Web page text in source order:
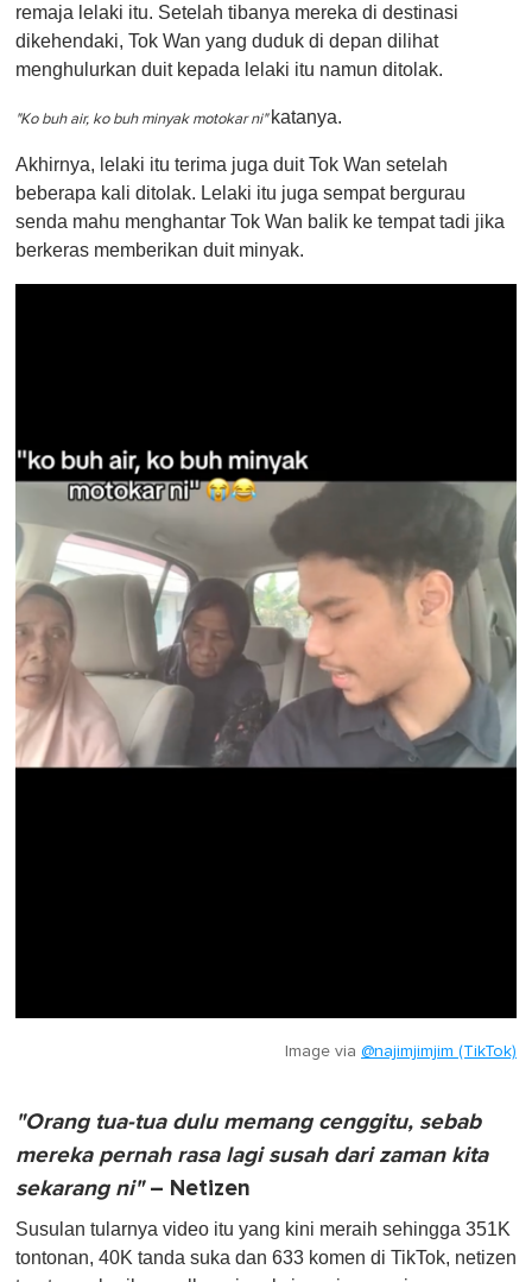
remaja lelaki itu. Setelah tibanya mereka di destinasi
dikehendaki, Tok Wan yang duduk di depan dilihat
menghulurkan duit kepada lelaki itu namun ditolak.
"Ko buh air, ko buh minyak motokar ni" katanya.
Akhirnya, lelaki itu terima juga duit Tok Wan setelah
beberapa kali ditolak. Lelaki itu juga sempat bergurau
senda mahu menghantar Tok Wan balik ke tempat tadi jika
berkeras memberikan duit minyak.
Image via @najimjimjim (TikTok)
"Orang tua-tua dulu memang cenggitu, sebab
mereka pernah rasa lagi susah dari zaman kita
sekarang ni"– Netizen
Susulan tularnya video itu yang kini meraih sehingga 351K
tontonan, 40K tanda suka dan 633 komen di TikTok, netizen